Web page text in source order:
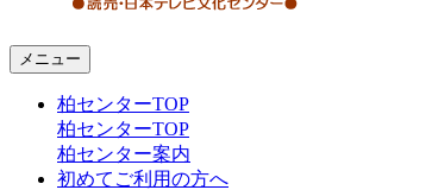
メニュー
柏センターTOP
柏センターTOP
柏センター案内
初めてご利用の方へ